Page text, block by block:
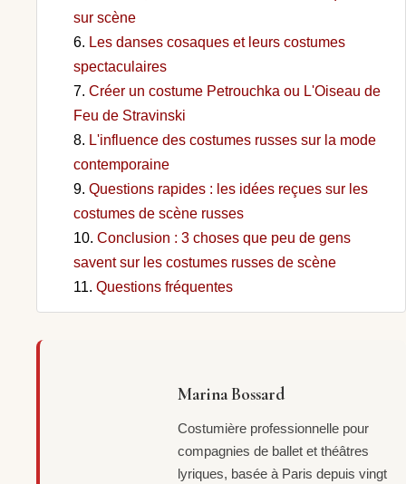
sur scène
Les danses cosaques et leurs costumes
spectaculaires
Créer un costume Petrouchka ou L'Oiseau de
Feu de Stravinski
L'influence des costumes russes sur la mode
contemporaine
Questions rapides : les idées reçues sur les
costumes de scène russes
Conclusion : 3 choses que peu de gens
savent sur les costumes russes de scène
Questions fréquentes
Marina Bossard
Costumière professionnelle pour
compagnies de ballet et théâtres
lyriques, basée à Paris depuis vingt